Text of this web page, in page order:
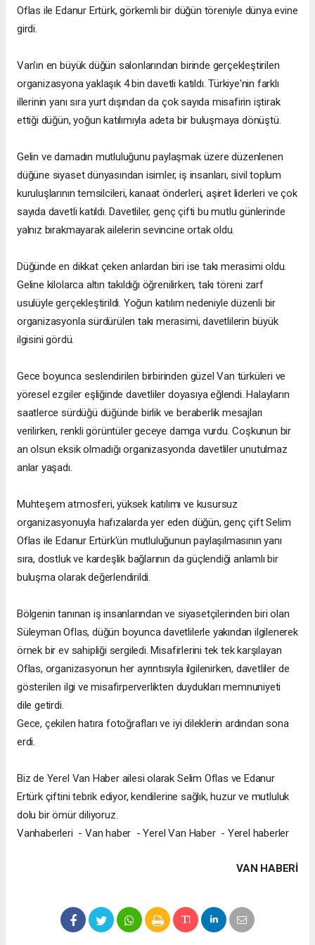
Oflas ile Edanur Ertürk, görkemli bir düğün töreniyle dünya evine
girdi.
Van'ın en büyük düğün salonlarından birinde gerçekleştirilen
organizasyona yaklaşık 4 bin davetli katıldı. Türkiye'nin farklı
illerinin yanı sıra yurt dışından da çok sayıda misafirin iştirak
ettiği düğün, yoğun katılımıyla adeta bir buluşmaya dönüştü.
Gelin ve damadın mutluluğunu paylaşmak üzere düzenlenen
düğüne siyaset dünyasından isimler, iş insanları, sivil toplum
kuruluşlarının temsilcileri, kanaat önderleri, aşiret liderleri ve çok
sayıda davetli katıldı. Davetliler, genç çifti bu mutlu günlerinde
yalnız bırakmayarak ailelerin sevincine ortak oldu.
Düğünde en dikkat çeken anlardan biri ise takı merasimi oldu.
Geline kilolarca altın takıldığı öğrenilirken, takı töreni zarf
usulüyle gerçekleştirildi. Yoğun katılım nedeniyle düzenli bir
organizasyonla sürdürülen takı merasimi, davetlilerin büyük
ilgisini gördü.
Gece boyunca seslendirilen birbirinden güzel Van türküleri ve
yöresel ezgiler eşliğinde davetliler doyasıya eğlendi. Halayların
saatlerce sürdüğü düğünde birlik ve beraberlik mesajları
verilirken, renkli görüntüler geceye damga vurdu. Coşkunun bir
an olsun eksik olmadığı organizasyonda davetliler unutulmaz
anlar yaşadı.
Muhteşem atmosferi, yüksek katılımı ve kusursuz
organizasyonuyla hafızalarda yer eden düğün, genç çift Selim
Oflas ile Edanur Ertürk'ün mutluluğunun paylaşılmasının yanı
sıra, dostluk ve kardeşlik bağlarının da güçlendiği anlamlı bir
buluşma olarak değerlendirildi.
Bölgenin tanınan iş insanlarından ve siyasetçilerinden biri olan
Süleyman Oflas, düğün boyunca davetlilerle yakından ilgilenerek
örnek bir ev sahipliği sergiledi. Misafirlerini tek tek karşılayan
Oflas, organizasyonun her ayrıntısıyla ilgilenirken, davetliler de
gösterilen ilgi ve misafirperverlikten duydukları memnuniyeti
dile getirdi.
Gece, çekilen hatıra fotoğrafları ve iyi dileklerin ardından sona
erdi.
Biz de Yerel Van Haber ailesi olarak Selim Oflas ve Edanur
Ertürk çiftini tebrik ediyor, kendilerine sağlık, huzur ve mutluluk
dolu bir ömür diliyoruz.
Vanhaberleri - Van haber - Yerel Van Haber - Yerel haberler
VAN HABERİ